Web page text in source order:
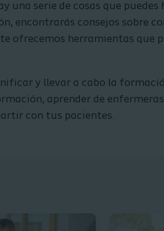
una serie de cosas que
encontrarás consejos sobre
ofrecemos herramientas que
y llevar a cabo la
aprender de
con tus pacientes.